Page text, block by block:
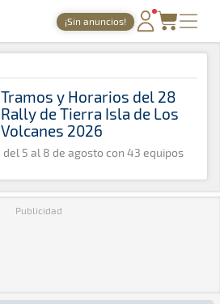
del motor desde 1999
¡Sin anuncios!
PORTADA
TIEMPOS ONLINE
NOTICIAS
AGENDA
GALERÍAS
2022 » Octubre
Tramos y Horarios del 28
Rally de Tierra Isla de Los
Volcanes 2026
5 al 8 de agosto con 43 equipos
Publicidad